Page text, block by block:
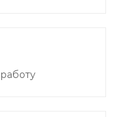
Записаться